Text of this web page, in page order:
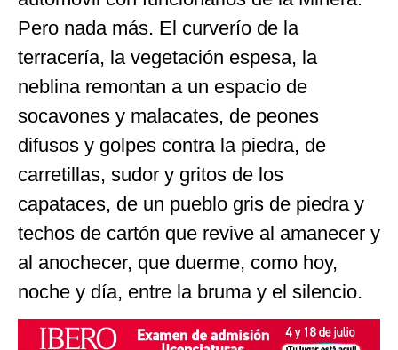
Pero nada más. El curverío de la
terracería, la vegetación espesa, la
neblina remontan a un espacio de
socavones y malacates, de peones
difusos y golpes contra la piedra, de
carretillas, sudor y gritos de los
capataces, de un pueblo gris de piedra y
techos de cartón que revive al amanecer y
al anochecer, que duerme, como hoy,
noche y día, entre la bruma y el silencio.